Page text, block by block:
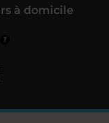
à domicile
?